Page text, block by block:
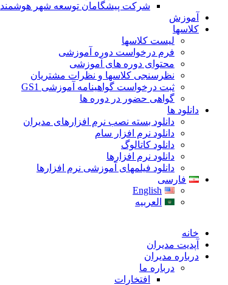
شرکت پیشگامان توسعه شهر هوشمند
آموزش
کلاسها
لیست کلاسها
فرم درخواست دوره آموزشی
محتوای دوره های آموزشی
نظرسنجی کلاسها و نظرات مشتریان
ثبت درخواست گواهینامه آموزشی GS1
گواهی حضور در دوره ها
دانلود ها
دانلود بسته نصب نرم افزارهای مدیران
دانلود نرم افزار سام
دانلود کاتالوگ
دانلود نرم افزارها
دانلود فیلمهای آموزشی نرم افزارها
فارسی
English
العربیه
خانه
آپدیت مدیران
درباره مدیران
درباره ما
افتخارات